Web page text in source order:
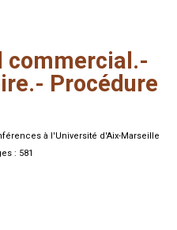
commercial.-
Procédure
à l'Université d'Aix-Marseille
: 581